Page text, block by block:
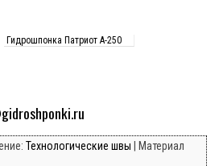
Гидрошпонка Патриот А-250
Технологические швы | Материал